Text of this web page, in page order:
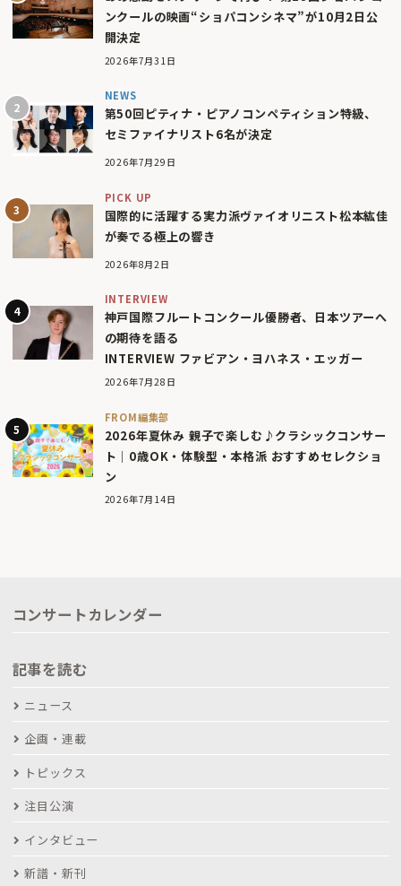
ンクールの映画“ショパコンシネマ”が10月2日公
開決定
2026年7月31日
NEWS
第50回ピティナ・ピアノコンペティション特級、
セミファイナリスト6名が決定
2026年7月29日
PICK UP
国際的に活躍する実力派ヴァイオリニスト松本紘佳
が奏でる極上の響き
2026年8月2日
INTERVIEW
神戸国際フルートコンクール優勝者、日本ツアーへ
の期待を語る
INTERVIEW ファビアン・ヨハネス・エッガー
2026年7月28日
FROM編集部
2026年夏休み 親子で楽しむ♪クラシックコンサー
ト｜0歳OK・体験型・本格派 おすすめセレクショ
ン
2026年7月14日
コンサートカレンダー
記事を読む
ニュース
企画・連載
トピックス
注目公演
インタビュー
新譜・新刊